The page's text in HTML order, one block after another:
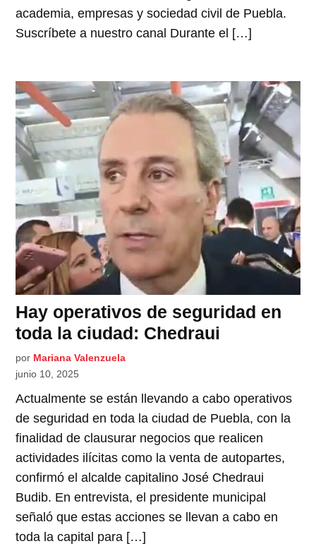
academia, empresas y sociedad civil de Puebla.
Suscríbete a nuestro canal Durante el […]
Hay operativos de seguridad en
toda la ciudad: Chedraui
por Mariana Valenzuela
junio 10, 2025
Actualmente se están llevando a cabo operativos
de seguridad en toda la ciudad de Puebla, con la
finalidad de clausurar negocios que realicen
actividades ilícitas como la venta de autopartes,
confirmó el alcalde capitalino José Chedraui
Budib. En entrevista, el presidente municipal
señaló que estas acciones se llevan a cabo en
toda la capital para […]